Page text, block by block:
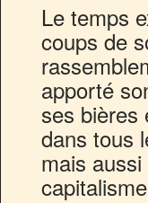
Le temps
coups de
apporté
ses bières
dans tous
mais